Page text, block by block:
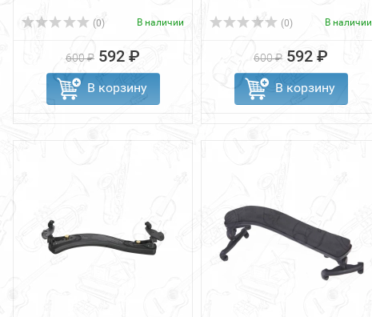
(0) В наличии
600 ₽ 592 ₽
В корзину
(0) В наличии
600 ₽ 592 ₽
В корзину